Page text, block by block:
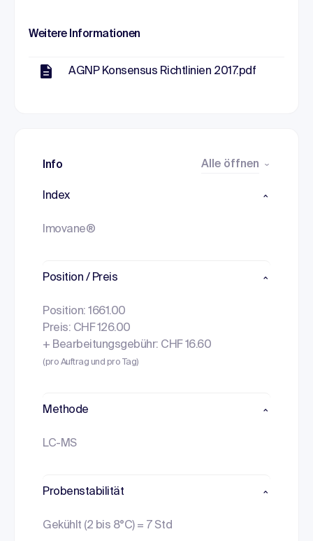
Weitere Informationen
AGNP Konsensus Richtlinien 2017.pdf
Info Alle öffnen
Index
Imovane®
Position / Preis
Position: 1661.00
Preis: CHF 126.00
+ Bearbeitungsgebühr: CHF 16.60
(pro Auftrag und pro Tag)
Methode
LC-MS
Probenstabilität
Gekühlt (2 bis 8°C) = 7 Std